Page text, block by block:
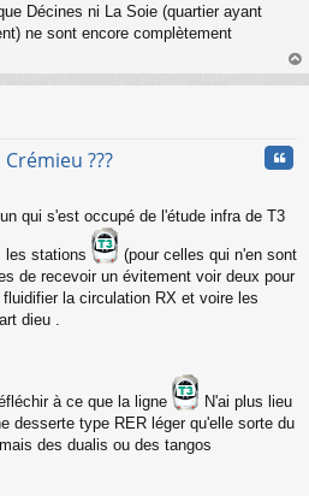
Décines ni La Soie (quartier ayant
ne sont encore complètement
au
???
qui s'est occupé de l'étude infra de T3
les stations
(pour celles qui n'en sont
de recevoir un évitement voir deux pour
la circulation RX et voire les
dieu .
à ce que la ligne
N'ai plus lieu
desserte type RER léger qu'elle sorte du
des dualis ou des tangos